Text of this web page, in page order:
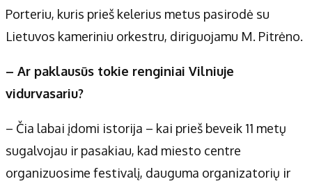
Porteriu, kuris prieš kelerius metus pasirodė su
Lietuvos kameriniu orkestru, diriguojamu M. Pitrėno.
– Ar paklausūs tokie renginiai Vilniuje
vidurvasariu?
– Čia labai įdomi istorija – kai prieš beveik 11 metų
sugalvojau ir pasakiau, kad miesto centre
organizuosime festivalį, dauguma organizatorių ir